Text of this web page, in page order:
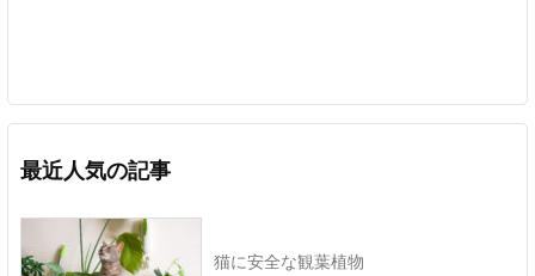
最近人気の記事
猫に安全な観葉植物